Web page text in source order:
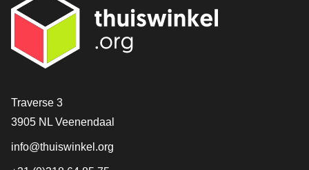
[_General:Contact]
Traverse 3
3905 NL Veenendaal
info@thuiswinkel.org